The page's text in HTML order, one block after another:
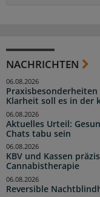
NACHRICHTEN
Praxisbesonderheiten
Klarheit soll es in der
06.08.2026
Aktuelles Urteil:
Chats tabu sein
06.08.2026
KBV und Kassen
Cannabistherapie
06.08.2026
Reversible
06.08.2026